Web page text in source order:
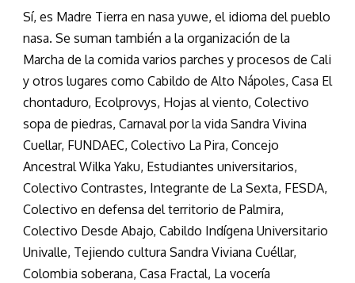
Sí, es Madre Tierra en nasa yuwe, el idioma del pueblo
nasa. Se suman también a la organización de la
Marcha de la comida varios parches y procesos de Cali
y otros lugares como Cabildo de Alto Nápoles, Casa El
chontaduro, Ecolprovys, Hojas al viento, Colectivo
sopa de piedras, Carnaval por la vida Sandra Vivina
Cuellar, FUNDAEC, Colectivo La Pira, Concejo
Ancestral Wilka Yaku, Estudiantes universitarios,
Colectivo Contrastes, Integrante de La Sexta, FESDA,
Colectivo en defensa del territorio de Palmira,
Colectivo Desde Abajo, Cabildo Indígena Universitario
Univalle, Tejiendo cultura Sandra Viviana Cuéllar,
Colombia soberana, Casa Fractal, La vocería